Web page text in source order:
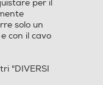
per il
solo un
con il cavo
"DIVERSI